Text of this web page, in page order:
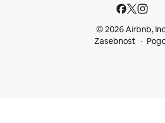
© 2026 Airbnb,
Zasebnost